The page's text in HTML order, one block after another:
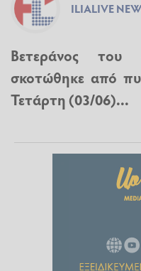
ILIALIVE
Βετεράνος του
σκοτώθηκε από
Τετάρτη (03/06)...